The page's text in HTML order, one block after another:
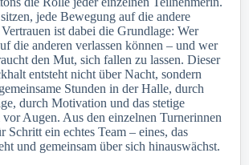
jede Bewegung auf die andere
ist dabei die Grundlage: Wer
die anderen verlassen können – und wer
den Mut, sich fallen zu lassen. Dieser
entsteht nicht über Nacht, sondern
Stunden in der Halle, durch
durch Motivation und das stetige
vor Augen. Aus den einzelnen Turnerinnen
Schritt ein echtes Team – eines, das
und gemeinsam über sich hinauswächst.